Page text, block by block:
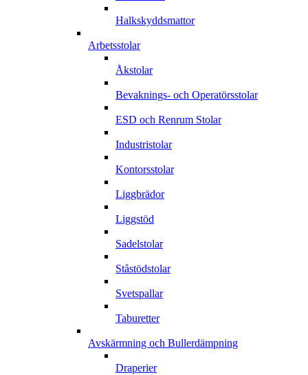
Halkskyddsmattor
Arbetsstolar
Åkstolar
Bevaknings- och Operatörsstolar
ESD och Renrum Stolar
Industristolar
Kontorsstolar
Liggbrädor
Liggstöd
Sadelstolar
Ståstödstolar
Svetspallar
Taburetter
Avskärmning och Bullerdämpning
Draperier